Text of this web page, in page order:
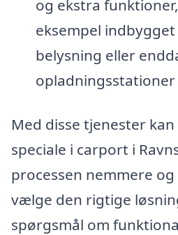
og ekstra
eksempel
belysning eller
opladningsstationer
Med disse tjenester
speciale i carport i
processen nemmere
vælge den rigtige
spørgsmål om